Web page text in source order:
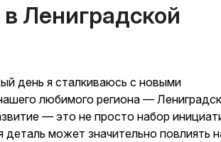
Лениградской
день я сталкиваюсь с новыми
любимого региона —
— это не просто набор
может значительно повлиять